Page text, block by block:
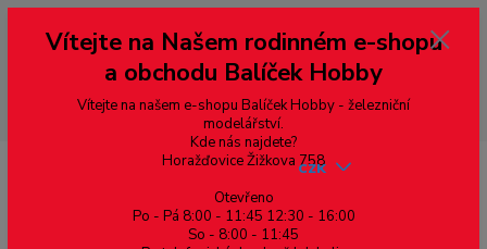
--- pro zákazníky ze Slovenska a jiných zemí, pokud chcete platit v eurech
přepněte si e-shop na euro 💶 pro přepočet měny - pravý horní roh ---
dobírky – pokud si z nějakého důvodu zásilku nevyzvednete, bude po
domluvě zaslána znovu s opětovnou platbou za poštovné, v opačném
případě bude zrušena a účet přidán na blacklist a rušeny následující
objednávky.
CZK
Vítejte na Našem rodinném e-shopu
a obchodu Balíček Hobby
Vítejte na našem e-shopu Balíček Hobby - železniční
modelářství.
Kde nás najdete?
Horažďovice Žižkova 758
Otevřeno
Po - Pá 8:00 - 11:45 12:30 - 16:00
So - 8:00 - 11:45